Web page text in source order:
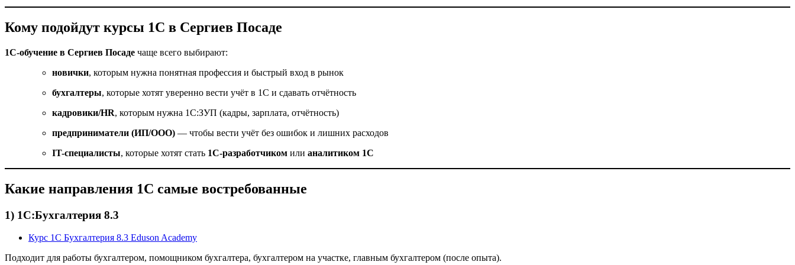
Кому подойдут курсы 1С в Сергиев Посаде
1С-обучение в Сергиев Посаде чаще всего выбирают:
новички, которым нужна понятная профессия и быстрый вход в рынок
бухгалтеры, которые хотят уверенно вести учёт в 1С и сдавать отчётность
кадровики/HR, которым нужна 1С:ЗУП (кадры, зарплата, отчётность)
предприниматели (ИП/ООО) — чтобы вести учёт без ошибок и лишних расходов
IT-специалисты, которые хотят стать 1С-разработчиком или аналитиком 1С
Какие направления 1С самые востребованные
1) 1С:Бухгалтерия 8.3
Курс 1С Бухгалтерия 8.3 Eduson Academy
Подходит для работы бухгалтером, помощником бухгалтера, бухгалтером на участке, главным бухгалтером (после опыта).